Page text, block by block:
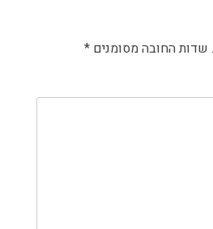
שדות החובה מסומנים *